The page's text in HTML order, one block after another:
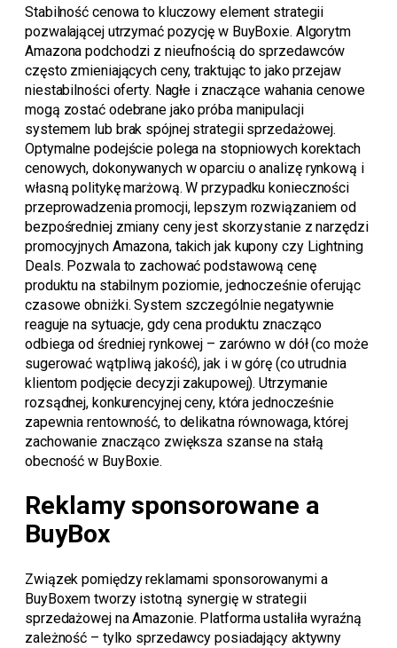
Stabilność cenowa to kluczowy element strategii
pozwalającej utrzymać pozycję w BuyBoxie. Algorytm
Amazona podchodzi z nieufnością do sprzedawców
często zmieniających ceny, traktując to jako przejaw
niestabilności oferty. Nagłe i znaczące wahania cenowe
mogą zostać odebrane jako próba manipulacji
systemem lub brak spójnej strategii sprzedażowej.
Optymalne podejście polega na stopniowych korektach
cenowych, dokonywanych w oparciu o analizę rynkową i
własną politykę marżową. W przypadku konieczności
przeprowadzenia promocji, lepszym rozwiązaniem od
bezpośredniej zmiany ceny jest skorzystanie z narzędzi
promocyjnych Amazona, takich jak kupony czy Lightning
Deals. Pozwala to zachować podstawową cenę
produktu na stabilnym poziomie, jednocześnie oferując
czasowe obniżki. System szczególnie negatywnie
reaguje na sytuacje, gdy cena produktu znacząco
odbiega od średniej rynkowej – zarówno w dół (co może
sugerować wątpliwą jakość), jak i w górę (co utrudnia
klientom podjęcie decyzji zakupowej). Utrzymanie
rozsądnej, konkurencyjnej ceny, która jednocześnie
zapewnia rentowność, to delikatna równowaga, której
zachowanie znacząco zwiększa szanse na stałą
obecność w BuyBoxie.
Reklamy sponsorowane a
BuyBox
Związek pomiędzy reklamami sponsorowanymi a
BuyBoxem tworzy istotną synergię w strategii
sprzedażowej na Amazonie. Platforma ustaliła wyraźną
zależność – tylko sprzedawcy posiadający aktywny